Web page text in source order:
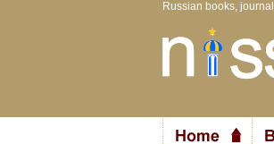
Russian books,